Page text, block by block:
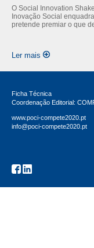
O Social Innovation
Inovação Social
pretende premiar o que
Ler mais
Ficha Técnica
Coordenação Editorial:
www.poci-compete2020.pt
info@poci-compete2020.pt